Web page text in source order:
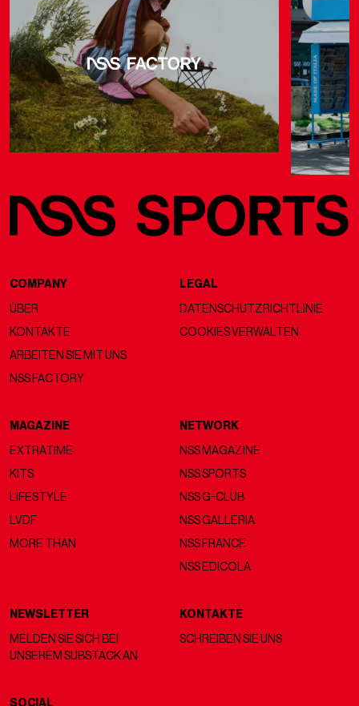
COMPANY
ÜBER
KONTAKTE
ARBEITEN SIE MIT UNS
NSS FACTORY
LEGAL
DATENSCHUTZRICHTLINIE
COOKIES VERWALTEN
MAGAZINE
EXTRATIME
KITS
LIFESTYLE
LVDF
MORE THAN
NETWORK
NSS MAGAZINE
NSS SPORTS
NSS G-CLUB
NSS GALLERIA
NSS FRANCE
NSS EDICOLA
NEWSLETTER
MELDEN SIE SICH BEI
UNSEREM SUBSTACK AN
KONTAKTE
SCHREIBEN SIE UNS
SOCIAL